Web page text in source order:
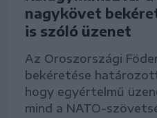
nagykövet
is szóló üzenet
Az Oroszországi
bekéretése
hogy egyértelmű
mind a NATO-